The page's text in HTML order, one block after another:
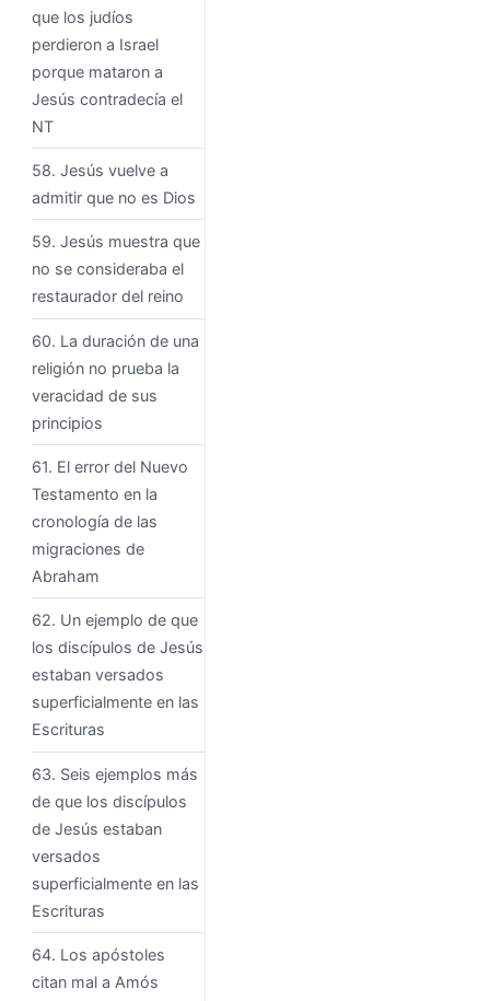
que los judíos
perdieron a Israel
porque mataron a
Jesús contradecía el
NT
58. Jesús vuelve a
admitir que no es Dios
59. Jesús muestra que
no se consideraba el
restaurador del reino
60. La duración de una
religión no prueba la
veracidad de sus
principios
61. El error del Nuevo
Testamento en la
cronología de las
migraciones de
Abraham
62. Un ejemplo de que
los discípulos de Jesús
estaban versados ​​
superficialmente en las
Escrituras
63. Seis ejemplos más
de que los discípulos
de Jesús estaban
versados ​​
superficialmente en las
Escrituras
64. Los apóstoles
citan mal a Amós